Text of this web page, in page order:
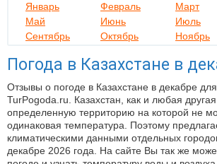
Январь Февраль Март
Май
Июнь Июль
Сентябрь
Октябрь Ноябрь
Погода в Казахстане в
Отзывы о погоде в Казахстане в декабре
TurPogoda.ru. Казахстан, как и любая
определенную территорию на которой не
одинаковая температура. Поэтому
климатическими данными отдельных
декабре 2026 года. На сайте Вы так же